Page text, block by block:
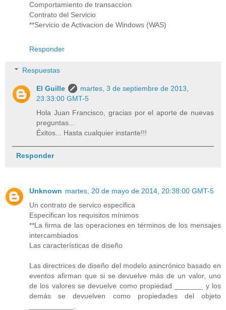
Comportamiento de transaccion
Contrato del Servicio
**Servicio de Activacion de Windows (WAS)
Responder
Respuestas
El Guille
martes, 3 de septiembre de 2013,
23:33:00 GMT-5
Hola Juan Francisco, gracias por el aporte de nuevas
preguntas...
Éxitos... Hasta cualquier instante!!!
Responder
Unknown martes, 20 de mayo de 2014, 20:38:00 GMT-5
Un contrato de servico especifica
Especifican los requisitos mínimos
**La firma de las operaciones en términos de los mensajes
intercambiados
Las características de diseño
Las directrices de diseño del modelo asincrónico basado en
eventos afirman que si se devuelve más de un valor, uno
de los valores se devuelve como propiedad _______ y los
demás se devuelven como propiedades del objeto